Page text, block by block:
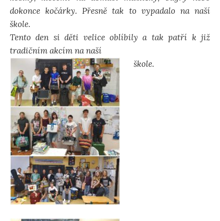
dokonce kočárky. Přesně tak to vypadalo na naší
škole.
Tento den si děti velice oblíbily a tak patří k již
tradičním akcím na naší
škole.